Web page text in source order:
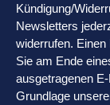
Kündigung/
Newsletters
widerrufen.
Sie am Ende
ausgetragenen
Grundlage